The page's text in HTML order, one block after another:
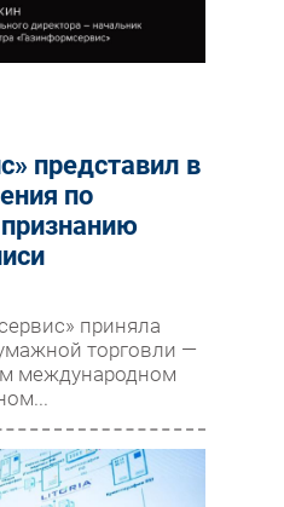
представил в
по
приняла
торговли —
международном